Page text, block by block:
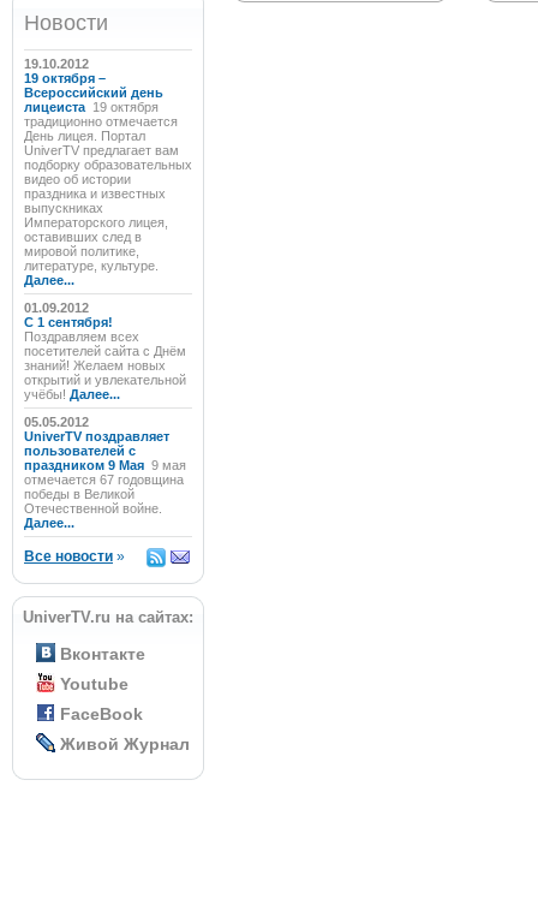
Новости
19.10.2012
19 октября –
Всероссийский день
лицеиста 19 октября
традиционно отмечается
День лицея. Портал
UniverTV предлагает вам
подборку образовательных
видео об истории
праздника и известных
выпускниках
Императорского лицея,
оставивших след в
мировой политике,
литературе, культуре.
Далее...
01.09.2012
C 1 сентября!
Поздравляем всех
посетителей сайта с Днём
знаний! Желаем новых
открытий и увлекательной
учёбы! Далее...
05.05.2012
UniverTV поздравляет
пользователей с
праздником 9 Мая 9 мая
отмечается 67 годовщина
победы в Великой
Отечественной войне.
Далее...
Все новости »
UniverTV.ru на сайтах:
Вконтакте
Youtube
FaceBook
Живой Журнал